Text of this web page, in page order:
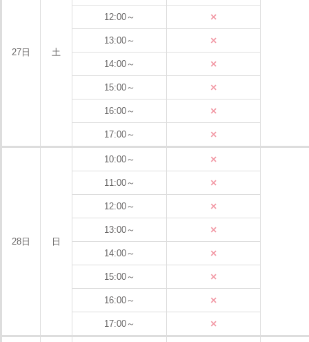
27日 土
12:00～ ×
13:00～ ×
14:00～ ×
15:00～ ×
16:00～ ×
17:00～ ×
28日 日
10:00～ ×
11:00～ ×
12:00～ ×
13:00～ ×
14:00～ ×
15:00～ ×
16:00～ ×
17:00～ ×